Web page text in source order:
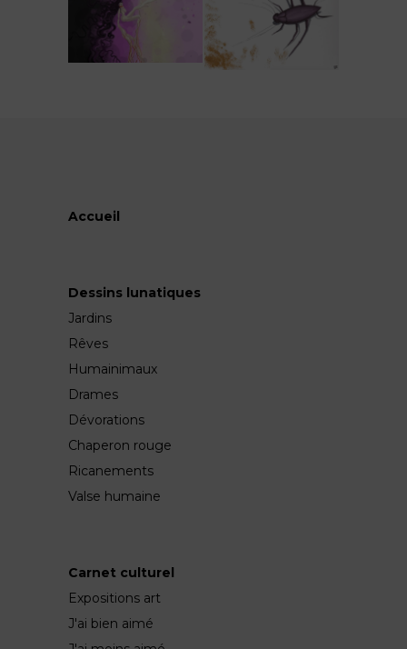
Accueil
Dessins lunatiques
Jardins
Rêves
Humainimaux
Drames
Dévorations
Chaperon rouge
Ricanements
Valse humaine
Carnet culturel
Expositions art
J'ai bien aimé